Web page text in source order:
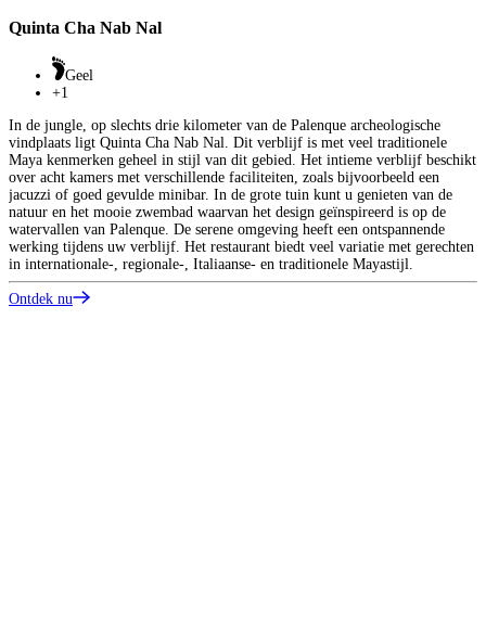
Quinta Cha Nab Nal
Geel
+1
In de jungle, op slechts drie kilometer van de Palenque archeologische
vindplaats ligt Quinta Cha Nab Nal. Dit verblijf is met veel traditionele
Maya kenmerken geheel in stijl van dit gebied. Het intieme verblijf beschikt
over acht kamers met verschillende faciliteiten, zoals bijvoorbeeld een
jacuzzi of goed gevulde minibar. In de grote tuin kunt u genieten van de
natuur en het mooie zwembad waarvan het design geïnspireerd is op de
watervallen van Palenque. De serene omgeving heeft een ontspannende
werking tijdens uw verblijf. Het restaurant biedt veel variatie met gerechten
in internationale-, regionale-, Italiaanse- en traditionele Mayastijl.
Ontdek nu